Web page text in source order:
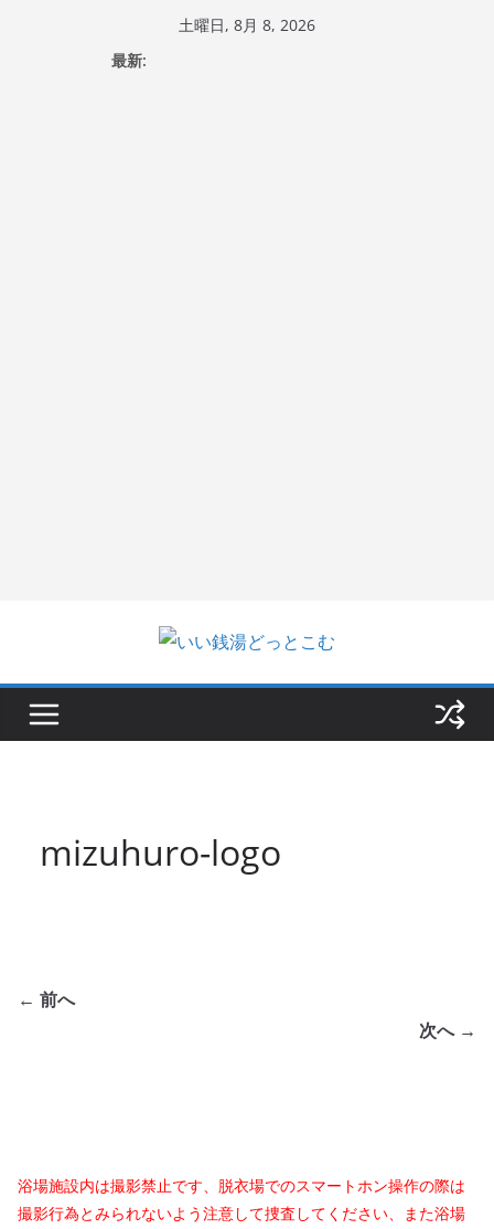
土曜日, 8月 8, 2026
最新:
mizuhuro-logo
← 前へ
次へ →
浴場施設内は撮影禁止です、脱衣場でのスマートホン操作の際は
撮影行為とみられないよう注意して捜査してください、また浴場